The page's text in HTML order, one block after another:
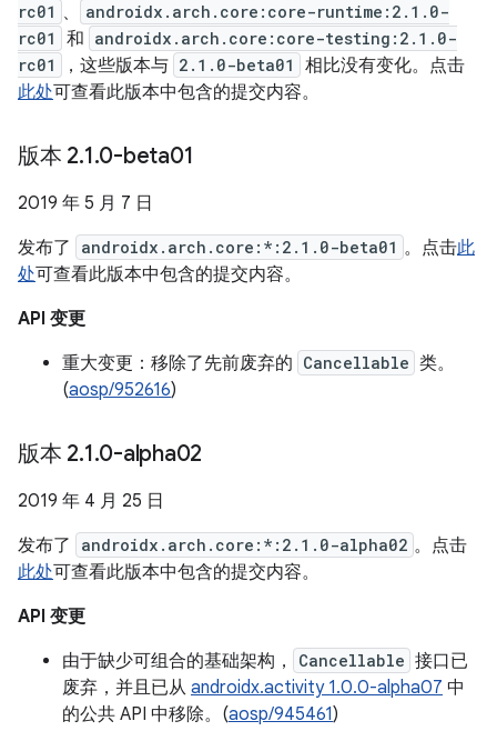
rc01 、
androidx.arch.core:core-runtime:2.1.0-
rc01
和 androidx.arch.core:core-testing:2.1.0-
rc01
，这些版本与 2.1.0-beta01
相比没有变化。点击
此处可查看此版本中包含的提交内容。
版本 2.1.0-beta01
2019 年 5 月 7 日
发布了
androidx.arch.core:*:2.1.0-beta01 。点击此
处可查看此版本中包含的提交内容。
API 变更
重大变更：移除了先前废弃的 Cancellable 类。
(aosp/952616)
版本 2.1.0-alpha02
2019 年 4 月 25 日
发布了
androidx.arch.core:*:2.1.0-alpha02 。点击
此处可查看此版本中包含的提交内容。
API 变更
由于缺少可组合的基础架构，
Cancellable 接口已
废弃，并且已从 androidx.activity 1.0.0-alpha07 中
的公共 API 中移除。(aosp/945461)